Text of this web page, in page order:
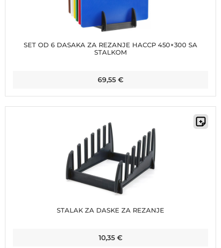
SET OD 6 DASAKA ZA REZANJE HACCP 450×300 SA
STALKOM
69,55 €
STALAK ZA DASKE ZA REZANJE
10,35 €